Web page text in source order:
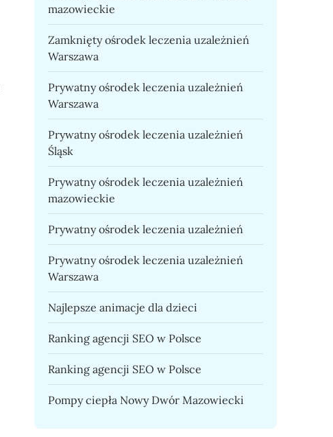
mazowieckie
Zamknięty ośrodek leczenia uzależnień
Warszawa
Prywatny ośrodek leczenia uzależnień
Warszawa
Prywatny ośrodek leczenia uzależnień
Śląsk
Prywatny ośrodek leczenia uzależnień
mazowieckie
Prywatny ośrodek leczenia uzależnień
Prywatny ośrodek leczenia uzależnień
Warszawa
Najlepsze animacje dla dzieci
Ranking agencji SEO w Polsce
Ranking agencji SEO w Polsce
Pompy ciepła Nowy Dwór Mazowiecki